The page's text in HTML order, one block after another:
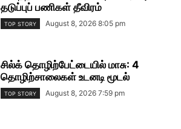
தடுப்புப் பணிகள் தீவிரம்
TOP STORY August 8, 2026 8:05 pm
சில்க் தொழிற்பேட்டையில் மாசு: 4
தொழிற்சாலைகள் உடனடி மூடல்
TOP STORY August 8, 2026 7:59 pm